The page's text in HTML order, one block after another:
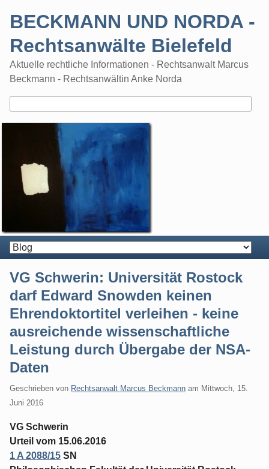
BECKMANN UND NORDA -
Rechtsanwälte Bielefeld
Aktuelle rechtliche Informationen - Rechtsanwalt Marcus
Beckmann - Rechtsanwältin Anke Norda
VG Schwerin: Universität Rostock
darf Edward Snowden keinen
Ehrendoktortitel verleihen - keine
ausreichende wissenschaftliche
Leistung durch Übergabe der NSA-
Daten
Geschrieben von Rechtsanwalt Marcus Beckmann am Mittwoch, 15.
Juni 2016
VG Schwerin
Urteil vom 15.06.2016
1 A 2088/15 SN